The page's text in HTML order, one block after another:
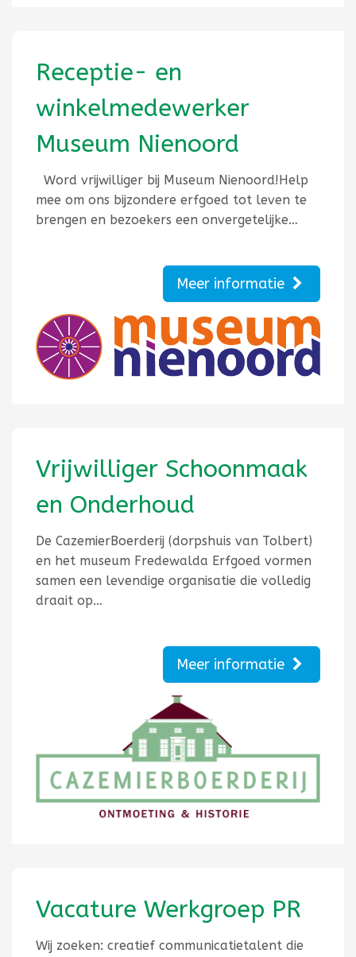
Receptie- en
winkelmedewerker
Museum Nienoord
Word vrijwilliger bij Museum Nienoord!Help
mee om ons bijzondere erfgoed tot leven te
brengen en bezoekers een onvergetelijke…
Meer informatie
Vrijwilliger Schoonmaak
en Onderhoud
De CazemierBoerderij (dorpshuis van Tolbert)
en het museum Fredewalda Erfgoed vormen
samen een levendige organisatie die volledig
draait op…
Meer informatie
Vacature Werkgroep PR
Wij zoeken: creatief communicatietalent die